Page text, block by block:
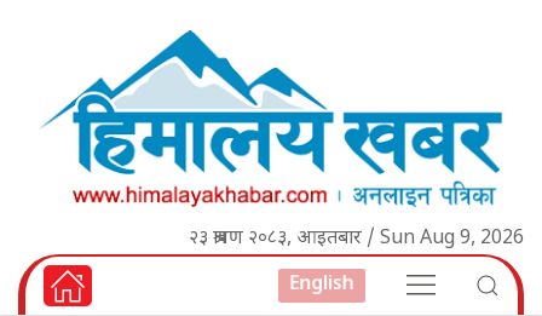
२३ श्रावण २०८३, आइतबार / Sun Aug 9, 2026
English